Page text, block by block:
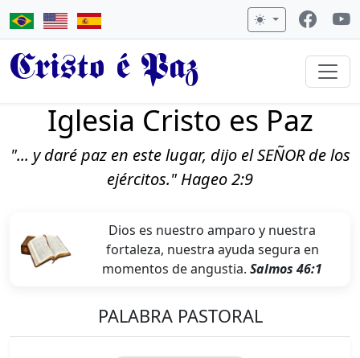
Cristo é Paz
Iglesia Cristo es Paz
"... y daré paz en este lugar, dijo el SEÑOR de los
ejércitos." Hageo 2:9
Dios es nuestro amparo y nuestra
fortaleza, nuestra ayuda segura en
momentos de angustia. Salmos 46:1
PALABRA PASTORAL